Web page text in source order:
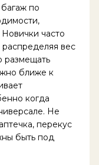
по
часто
вес
размещать
ближе к
когда
Не
перекус
быть под